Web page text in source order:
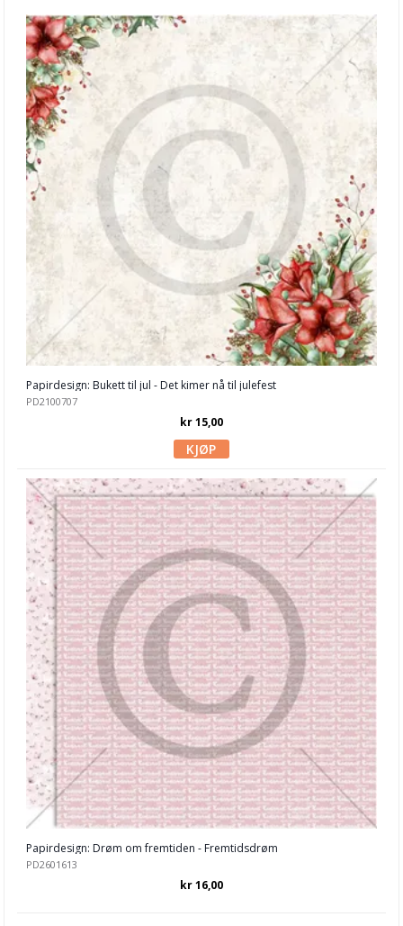
Craft O'Clock
Crate Paper
Doodlebug
Echo Park
Fancy Pants
Graphic 45
Heidi Swapp
Jen Hadfield / Pebbles
Kaisercraft
Lawn Fawn
LemonCraft
Masterpiece Design
Mintay Papers
My Minds Eye
P13
Paige Evans
Papirdesign
Penelope Dee
Pion Design
Prima
Reminisce
Reprint
ScrapBoys
Papirdesign: Bukett til jul - Det kimer nå til julefest
PD2100707
kr 15,00
Papirdesign: Drøm om fremtiden - Fremtidsdrøm
PD2601613
kr 16,00